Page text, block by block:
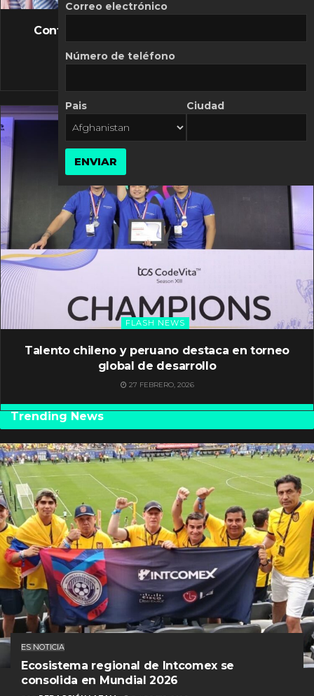
FLASH NEWS
Controversia de Mercado Libre por costos
10 MARZO, 2026
FLASH NEWS
Talento chileno y peruano destaca en torneo
global de desarrollo
27 FEBRERO, 2026
Trending News
ES NOTICIA
Ecosistema regional de Intcomex se
consolida en Mundial 2026
Correo electrónico
Número de teléfono
Pais Ciudad
ENVIAR